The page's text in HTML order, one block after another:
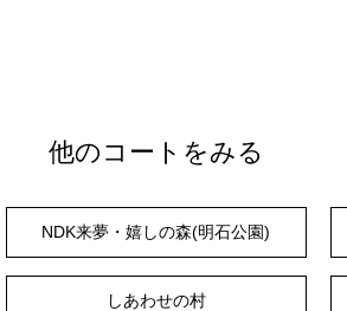
他のコートをみる
NDK来夢・嬉しの森(明石公園)
しあわせの村